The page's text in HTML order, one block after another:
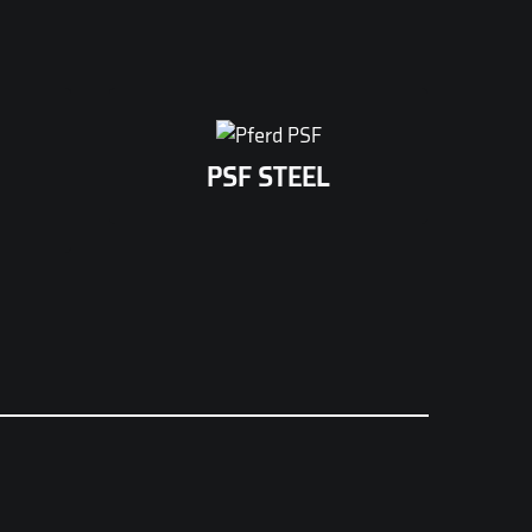
PSF STEEL
Universele afbraamschijf voor
staal, geschikt voor algemene